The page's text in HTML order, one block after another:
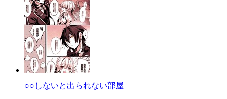
○○しないと出られない部屋